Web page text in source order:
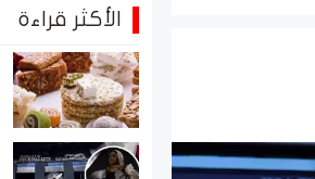
الأكثر قراءة